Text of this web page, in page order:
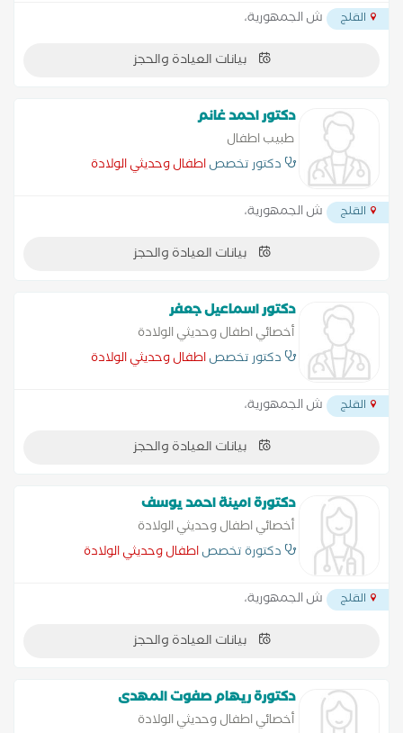
القلج ش الجمهورية،
بيانات العيادة والحجز
دكتور احمد غانم
طبيب اطفال
دكتور تخصصاطفال وحديثي الولادة
القلج ش الجمهورية،
بيانات العيادة والحجز
دكتور اسماعيل جعفر
أخصائي اطفال وحديثي الولادة
دكتور تخصصاطفال وحديثي الولادة
القلج ش الجمهورية،
بيانات العيادة والحجز
دكتورة امينة احمد يوسف
أخصائي اطفال وحديثي الولادة
دكتورة تخصصاطفال وحديثي الولادة
القلج ش الجمهورية،
بيانات العيادة والحجز
دكتورة ريهام صفوت المهدى
أخصائي اطفال وحديثي الولادة